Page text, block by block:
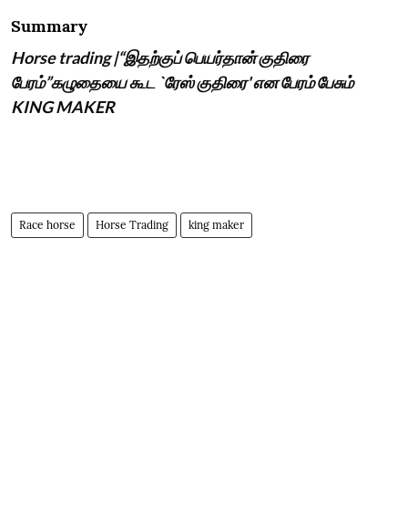
Summary
Horse trading |“இதற்குப் பெயர்தான் குதிரை
பேரம்”கழுதையை கூட `ரேஸ் குதிரை' என பேரம் பேசும்
KING MAKER
Race horse Horse Trading king maker